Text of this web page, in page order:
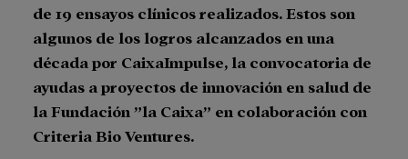
de 19 ensayos clínicos realizados. Estos son
algunos de los logros alcanzados en una
década por CaixaImpulse, la convocatoria de
ayudas a proyectos de innovación en salud de
la Fundación ”la Caixa” en colaboración con
Criteria Bio Ventures.